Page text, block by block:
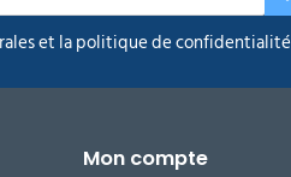
et la politique de confidentialité
Mon compte